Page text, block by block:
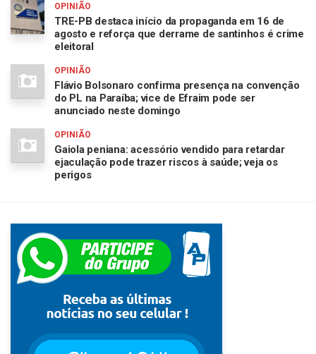
OPINIÃO
TRE-PB destaca início da propaganda em 16 de
agosto e reforça que derrame de santinhos é crime
eleitoral
OPINIÃO
Flávio Bolsonaro confirma presença na convenção
do PL na Paraíba; vice de Efraim pode ser
anunciado neste domingo
OPINIÃO
Gaiola peniana: acessório vendido para retardar
ejaculação pode trazer riscos à saúde; veja os
perigos